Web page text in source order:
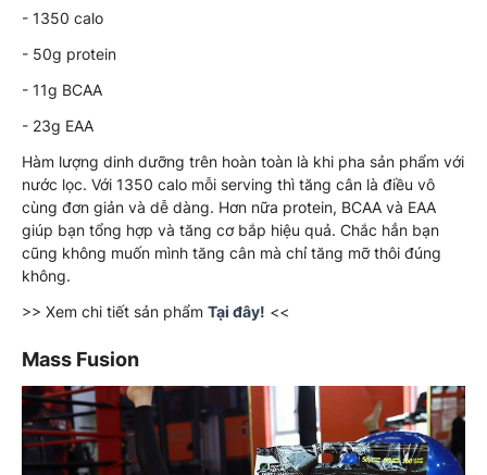
- 1350 calo
- 50g protein
- 11g BCAA
- 23g EAA
Hàm lượng dinh dưỡng trên hoàn toàn là khi pha sản phẩm với
nước lọc. Với 1350 calo mỗi serving thì tăng cân là điều vô
cùng đơn giản và dễ dàng. Hơn nữa protein, BCAA và EAA
giúp bạn tổng hợp và tăng cơ bắp hiệu quả. Chắc hẳn bạn
cũng không muốn mình tăng cân mà chỉ tăng mỡ thôi đúng
không.
>> Xem chi tiết sản phẩm Tại đây! <<
Mass Fusion